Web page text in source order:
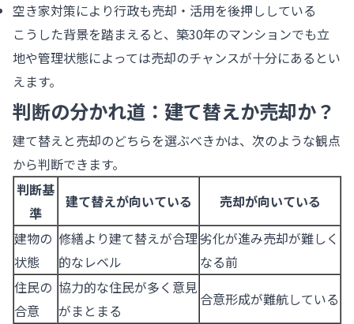
空き家対策により行政も売却・活用を後押ししている
こうした背景を踏まえると、築30年のマンションでも立
地や管理状態によっては売却のチャンスが十分にあるとい
えます。
判断の分かれ道：建て替えか売却か？
建て替えと売却のどちらを選ぶべきかは、次のような観点
から判断できます。
判断基
準
建て替えが向いている
売却が向いている
建物の
状態
修繕より建て替えが合理
的なレベル
劣化が進み売却が難しく
なる前
住民の
合意
協力的な住民が多く意見
がまとまる
合意形成が難航している